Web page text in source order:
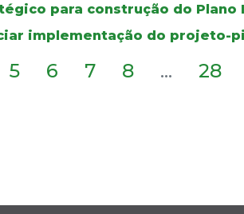
para construção do Plano
implementação do
5 6 7 8 ... 28